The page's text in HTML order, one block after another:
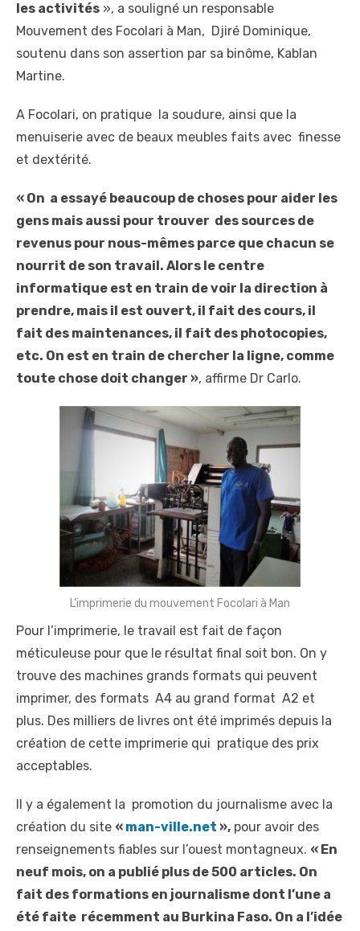
les activités », a souligné un responsable
Mouvement des Focolari à Man, Djiré Dominique,
soutenu dans son assertion par sa binôme, Kablan
Martine.
A Focolari, on pratique la soudure, ainsi que la
menuiserie avec de beaux meubles faits avec finesse
et dextérité.
« On a essayé beaucoup de choses pour aider les
gens mais aussi pour trouver des sources de
revenus pour nous-mêmes parce que chacun se
nourrit de son travail. Alors le centre
informatique est en train de voir la direction à
prendre, mais il est ouvert, il fait des cours, il
fait des maintenances, il fait des photocopies,
etc. On est en train de chercher la ligne, comme
toute chose doit changer », affirme Dr Carlo.
L’imprimerie du mouvement Focolari à Man
Pour l’imprimerie, le travail est fait de façon
méticuleuse pour que le résultat final soit bon. On y
trouve des machines grands formats qui peuvent
imprimer, des formats A4 au grand format A2 et
plus. Des milliers de livres ont été imprimés depuis la
création de cette imprimerie qui pratique des prix
acceptables.
Il y a également la promotion du journalisme avec la
création du site « man-ville.net », pour avoir des
renseignements fiables sur l’ouest montagneux. « En
neuf mois, on a publié plus de 500 articles. On
fait des formations en journalisme dont l’une a
été faite récemment au Burkina Faso. On a l’idée